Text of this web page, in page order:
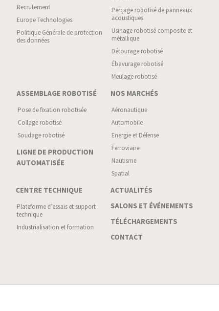
Recrutement
Europe Technologies
Politique Générale de protection
des données
Perçage robotisé de panneaux
acoustiques
Usinage robotisé composite et
métallique
Détourage robotisé
Ébavurage robotisé
Meulage robotisé
ASSEMBLAGE ROBOTISÉ
Pose de fixation robotisée
Collage robotisé
Soudage robotisé
LIGNE DE PRODUCTION
AUTOMATISÉE
NOS MARCHÉS
Aéronautique
Automobile
Energie et Défense
Ferroviaire
Nautisme
Spatial
CENTRE TECHNIQUE
Plateforme d’essais et support
technique
Industrialisation et formation
ACTUALITÉS
SALONS ET ÉVÉNEMENTS
TÉLÉCHARGEMENTS
CONTACT